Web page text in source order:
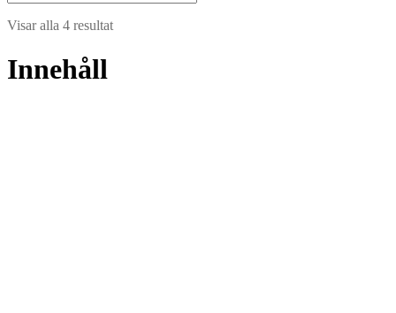
Visar alla 4 resultatSortera
Innehåll